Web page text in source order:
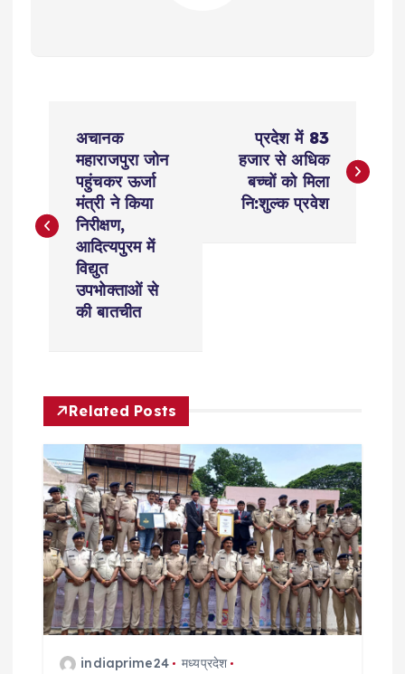
s
v
g
a
t
अचानक
महाराजपुरा जोन
पहुंचकर ऊर्जा
मंत्री ने किया
निरीक्षण,
आदित्यपुरम में
विद्युत
उपभोक्ताओं से
की बातचीत
प्रदेश में 83
हजार से अधिक
बच्चों को मिला
नि:शुल्‍क प्रवेश
Related Posts
indiaprime24
मध्यप्रदेश